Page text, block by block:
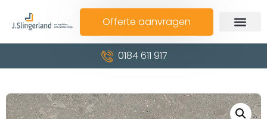
Offerte aanvragen
0184 611 917